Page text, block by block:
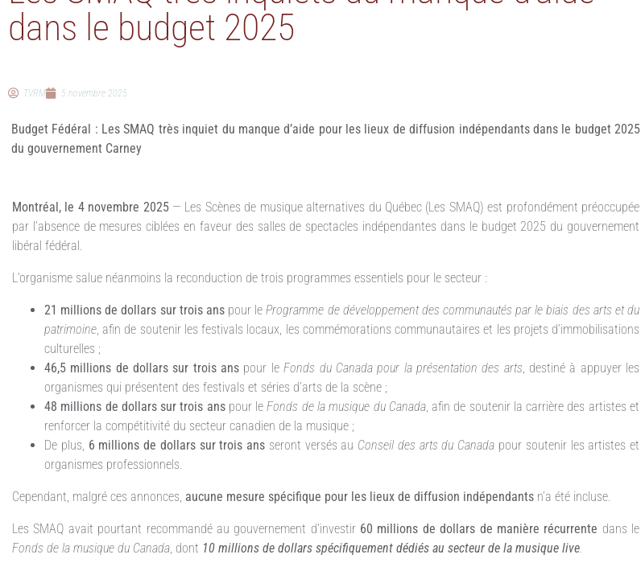
dans le budget 2025
TVRM 5 novembre 2025
Budget Fédéral : Les SMAQ très inquiet du manque d’aide pour les lieux de diffusion indépendants dans le budget 2025
du gouvernement Carney
Montréal, le 4 novembre 2025— Les Scènes de musique alternatives du Québec (Les SMAQ) est profondément préoccupée
par l’absence de mesures ciblées en faveur des salles de spectacles indépendantes dans le budget 2025 du gouvernement
libéral fédéral.
L’organisme salue néanmoins la reconduction de trois programmes essentiels pour le secteur :
21 millions de dollars sur trois anspour leProgramme de développement des communautés par le biais des arts et du
patrimoine , afin de soutenir les festivals locaux, les commémorations communautaires et les projets d’immobilisations
culturelles ;
46,5 millions de dollars sur trois ans pour leFonds du Canada pour la présentation des arts , destiné à appuyer les
organismes qui présentent des festivals et séries d’arts de la scène ;
48 millions de dollars sur trois anspour leFonds de la musique du Canada, afin de soutenir la carrière des artistes et
renforcer la compétitivité du secteur canadien de la musique ;
De plus, 6 millions de dollars sur trois ans seront versés au Conseil des arts du Canada pour soutenir les artistes et
organismes professionnels.
Cependant, malgré ces annonces, aucune mesure spécifique pour les lieux de diffusion indépendants n’a été incluse.
Les SMAQ avait pourtant recommandé au gouvernement d’investir 60 millions de dollars de manière récurrente dans le
Fonds de la musique du Canada , dont 10 millions de dollars spécifiquement dédiés au secteur de la musique live